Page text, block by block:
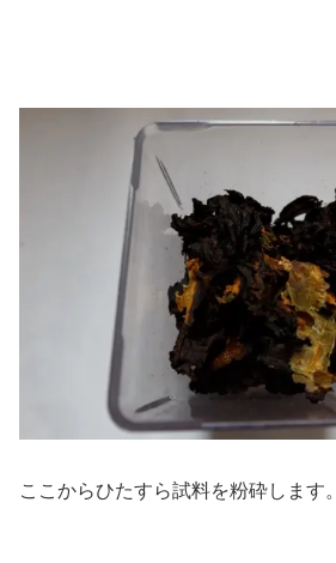
ここからひたすら試料を粉砕します。